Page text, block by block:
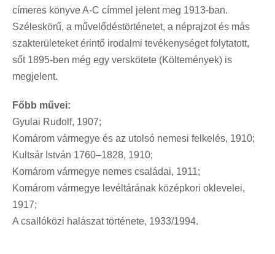
címeres könyve A-C címmel jelent meg 1913-ban.
Széleskörű, a művelődéstörténetet, a néprajzot és más
szakterületeket érintő irodalmi tevékenységet folytatott,
sőt 1895-ben még egy verskötete (Költemények) is
megjelent.
Főbb művei:
Gyulai Rudolf, 1907;
Komárom vármegye és az utolsó nemesi felkelés, 1910;
Kultsár István 1760–1828, 1910;
Komárom vármegye nemes családai, 1911;
Komárom vármegye levéltárának középkori oklevelei,
1917;
A csallóközi halászat története, 1933/1994.